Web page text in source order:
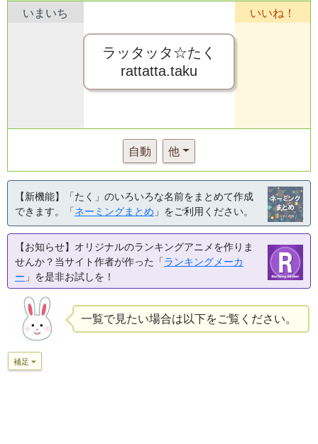
いまいち
ラッタッタ☆たく
rattatta.taku
いいね！
自動 他
【新機能】「たく」のいろいろな名前をまとめて作成
できます。「ネーミングまとめ 」をご利用ください。
【お知らせ】オリジナルのランキングアニメを作りま
せんか？当サイト作者が作った「ランキングメーカ
ー 」を是非お試しを！
一覧で見たい場合は以下をご覧ください。
補足